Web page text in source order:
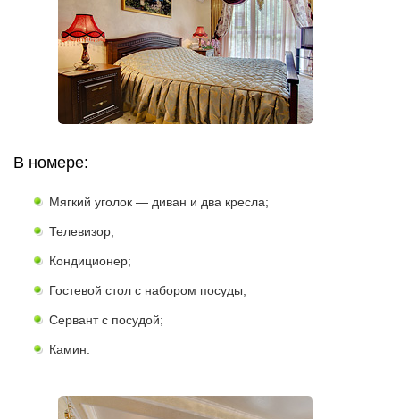
В номере:
Мягкий уголок — диван и два кресла;
Телевизор;
Кондиционер;
Гостевой стол с набором посуды;
Сервант с посудой;
Камин.